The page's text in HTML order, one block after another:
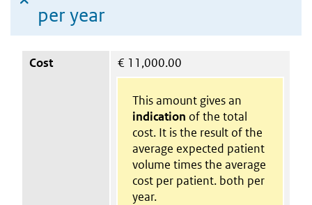
per year
Cost € 11,000.00
This amount gives an
indication of the total
cost. It is the result of the
average expected patient
volume times the average
cost per patient. both per
year.